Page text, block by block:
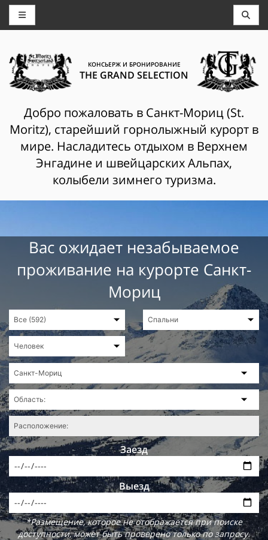
КОНСЬЕРЖ И БРОНИРОВАНИЕ
THE GRAND SELECTION
Добро пожаловать в Санкт-Мориц (St.
Moritz), старейший горнолыжный курорт в
мире. Насладитесь отдыхом в Верхнем
Энгадине и швейцарских Альпах,
колыбели зимнего туризма.
Вас ожидает незабываемое
проживание на курорте Санкт-
Мориц
Заезд
Выезд
*Размещение, которое не отображается при поиске
доступности, может быть проверено только по запросу.